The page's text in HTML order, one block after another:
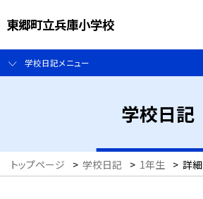
東郷町立兵庫小学校
学校日記メニュー
学校日記
トップページ > 学校日記 > 1年生 > 詳細